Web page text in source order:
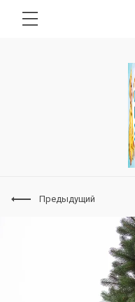
Предыдущий